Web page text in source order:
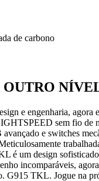
de carbono
OUTRO
e engenharia, agora
sem fio de
e switches
é um design
incomparáveis,
G915 TKL. Jogue na